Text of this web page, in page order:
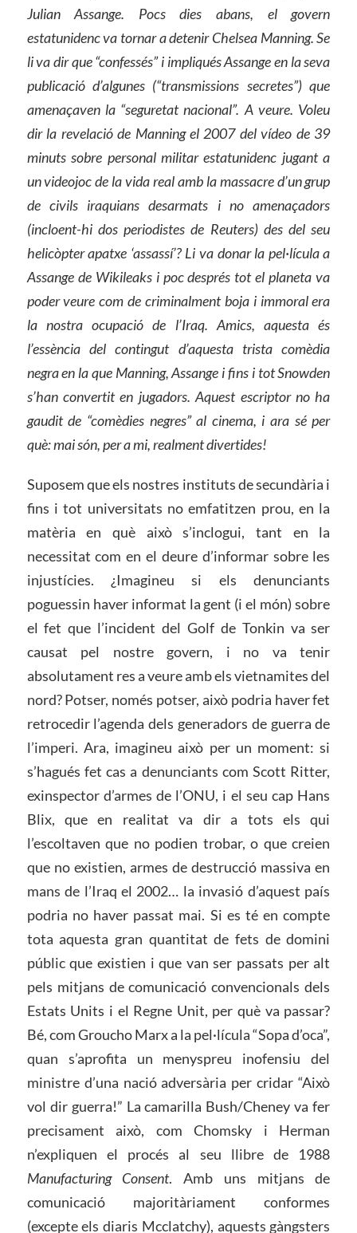
Julian Assange. Pocs dies abans, el govern
estatunidenc va tornar a detenir Chelsea Manning. Se
li va dir que “confessés” i impliqués Assange en la seva
publicació d’algunes (“transmissions secretes”) que
amenaçaven la “seguretat nacional”. A veure. Voleu
dir la revelació de Manning el 2007 del vídeo de 39
minuts sobre personal militar estatunidenc jugant a
un videojoc de la vida real amb la massacre d’un grup
de civils iraquians desarmats i no amenaçadors
(incloent-hi dos periodistes de Reuters) des del seu
helicòpter apatxe ‘assassí’? Li va donar la pel·lícula a
Assange de Wikileaks i poc després tot el planeta va
poder veure com de criminalment boja i immoral era
la nostra ocupació de l’Iraq. Amics, aquesta és
l’essència del contingut d’aquesta trista comèdia
negra en la que Manning, Assange i fins i tot Snowden
s’han convertit en jugadors. Aquest escriptor no ha
gaudit de “comèdies negres” al cinema, i ara sé per
què: mai són, per a mi, realment divertides!
Suposem que els nostres instituts de secundària i
fins i tot universitats no emfatitzen prou, en la
matèria en què això s’inclogui, tant en la
necessitat com en el deure d’informar sobre les
injustícies. ¿Imagineu si els denunciants
poguessin haver informat la gent (i el món) sobre
el fet que l’incident del Golf de Tonkin va ser
causat pel nostre govern, i no va tenir
absolutament res a veure amb els vietnamites del
nord? Potser, només potser, això podria haver fet
retrocedir l’agenda dels generadors de guerra de
l’imperi. Ara, imagineu això per un moment: si
s’hagués fet cas a denunciants com Scott Ritter,
exinspector d’armes de l’ONU, i el seu cap Hans
Blix, que en realitat va dir a tots els qui
l’escoltaven que no podien trobar, o que creien
que no existien, armes de destrucció massiva en
mans de l’Iraq el 2002… la invasió d’aquest país
podria no haver passat mai. Si es té en compte
tota aquesta gran quantitat de fets de domini
públic que existien i que van ser passats per alt
pels mitjans de comunicació convencionals dels
Estats Units i el Regne Unit, per què va passar?
Bé, com Groucho Marx a la pel·lícula “Sopa d’oca”,
quan s’aprofita un menyspreu inofensiu del
ministre d’una nació adversària per cridar “Això
vol dir guerra!” La camarilla Bush/Cheney va fer
precisament això, com Chomsky i Herman
n’expliquen el procés al seu llibre de 1988
Manufacturing Consent. Amb uns mitjans de
comunicació majoritàriament conformes
(excepte els diaris Mcclatchy), aquests gàngsters